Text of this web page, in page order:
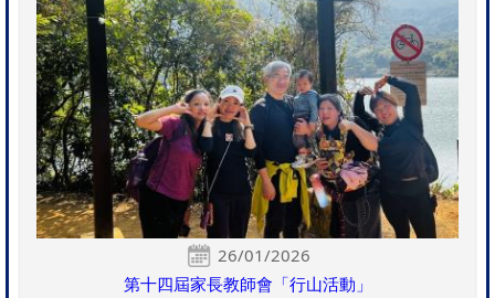
26/01/2026
第十四屆家長教師會「行山活動」